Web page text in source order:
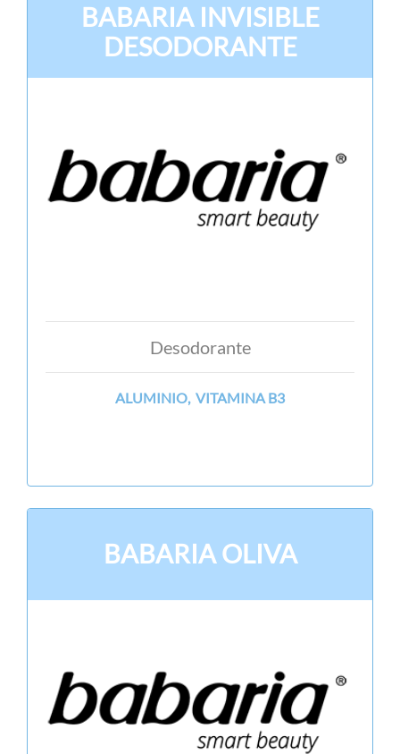
BABARIA INVISIBLE
DESODORANTE
Desodorante
ALUMINIO, VITAMINA B3
BABARIA OLIVA